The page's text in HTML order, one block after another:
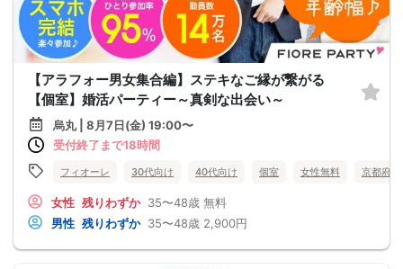
【アラフォー男女集合編】ステキなご縁が繋がる
【個室】婚活パーティー～真剣な出会い～
烏丸 | 8月7日(金) 19:00〜
受付終了まで18時間
フィオーレ 30代向け 40代向け 個室 女性無料 京都府
女性 残りわずか 35〜48歳 無料
男性 残りわずか 35〜48歳 2,900円